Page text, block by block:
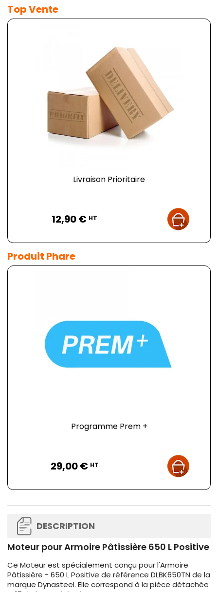
Top Vente
Livraison Prioritaire
12,90 € HT
Produit Phare
Programme Prem +
29,00 € HT
DESCRIPTION
Moteur pour Armoire Pâtissière 650 L Positive
Ce Moteur est spécialement conçu pour l'Armoire
Pâtissière - 650 L Positive de référence DLBK650TN de la
marque Dynasteel. Elle correspond à la pièce détachée